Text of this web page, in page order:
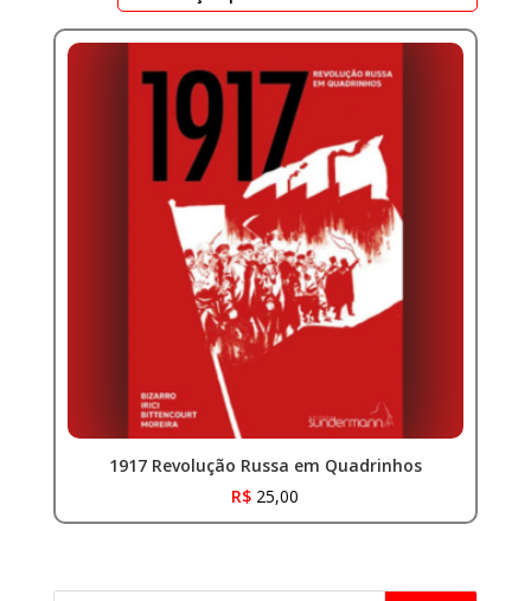
1917 Revolução Russa em Quadrinhos
R$ 25,00